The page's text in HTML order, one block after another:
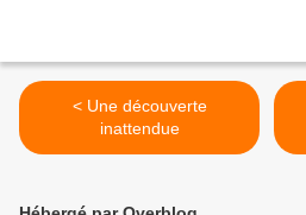
< Une découverte
inattendue